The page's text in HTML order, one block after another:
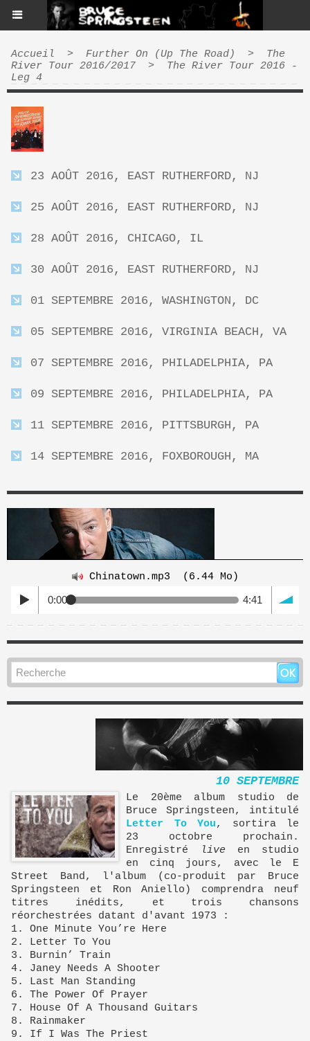
Accueil > Further On (Up The Road) >
The
River Tour 2016/2017
>
The River Tour 2016 -
Leg 4
23 AOÛT 2016, EAST RUTHERFORD, NJ
25 AOÛT 2016, EAST RUTHERFORD, NJ
28 AOÛT 2016, CHICAGO, IL
30 AOÛT 2016, EAST RUTHERFORD, NJ
01 SEPTEMBRE 2016, WASHINGTON, DC
05 SEPTEMBRE 2016, VIRGINIA BEACH, VA
07 SEPTEMBRE 2016, PHILADELPHIA, PA
09 SEPTEMBRE 2016, PHILADELPHIA, PA
11 SEPTEMBRE 2016, PITTSBURGH, PA
14 SEPTEMBRE 2016, FOXBOROUGH, MA
Chinatown.mp3
(6.44 Mo)
0:00
4:41
10 SEPTEMBRE
Le 20ème album studio de
Bruce Springsteen, intitulé
Letter To You, sortira le
23 octobre prochain.
Enregistré
live en studio
en cinq jours, avec le E
Street Band, l'album (co-produit par Bruce
Springsteen et Ron Aniello) comprendra neuf
titres inédits, et trois chansons
réorchestrées datant d'avant 1973 :
1. One Minute You’re Here
2. Letter To You
3. Burnin’ Train
4. Janey Needs A Shooter
5. Last Man Standing
6. The Power Of Prayer
7. House Of A Thousand Guitars
8. Rainmaker
9. If I Was The Priest